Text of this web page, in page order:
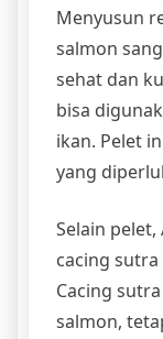
Menyusun
salmon
sehat dan
bisa
ikan. Pelet
yang
Selain
cacing
Cacing
salmon,